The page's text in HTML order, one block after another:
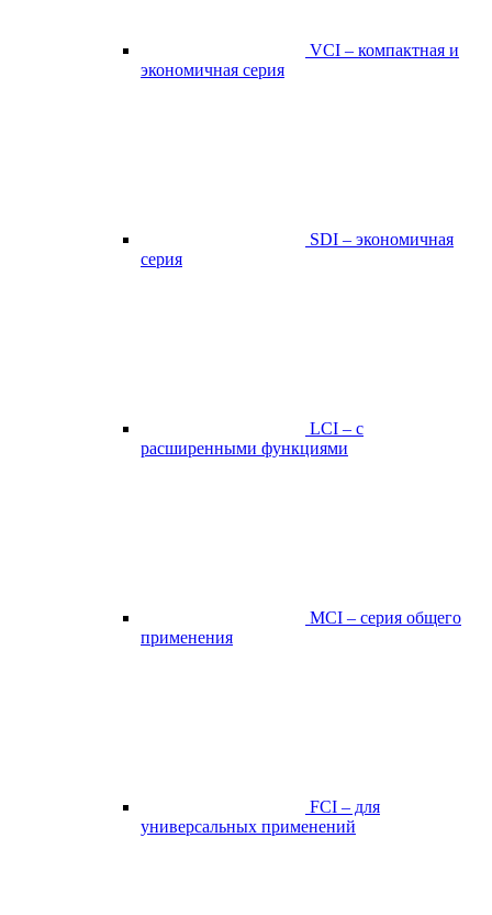
VCI – компактная и
экономичная серия
SDI – экономичная
серия
LCI – с
расширенными функциями
MCI – серия общего
применения
FCI – для
универсальных применений